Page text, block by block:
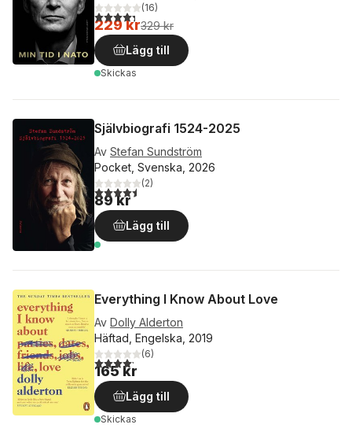
4,3utav 5 stjärnor. Totalt antal röster:
(16)
229 kr329 kr
Lägg till
Skickas
Självbiografi 1524-2025
Av Stefan Sundström
Pocket, Svenska, 2026
4,5utav 5 stjärnor. Totalt antal röster:
(2)
89 kr
Lägg till
Everything I Know About Love
Av Dolly Alderton
Häftad, Engelska, 2019
4,2utav 5 stjärnor. Totalt antal röster:
(6)
165 kr
Lägg till
Skickas